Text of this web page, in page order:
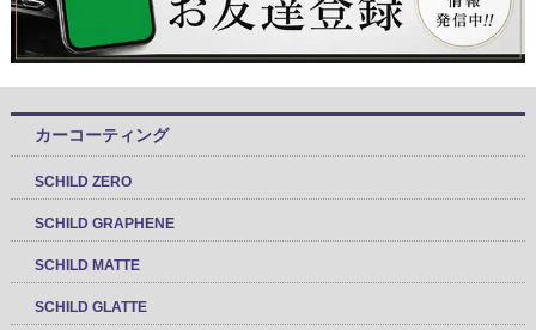
カーコーティング
SCHILD ZERO
SCHILD GRAPHENE
SCHILD MATTE
SCHILD GLATTE